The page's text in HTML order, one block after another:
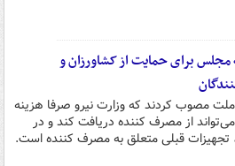
برای حمایت از کشاورزان و
مصوب کردند که وزارت نیرو صرفا هزینه
از مصرف کننده دریافت کند و در
تجهیزات قبلی متعلق به مصرف کننده است.